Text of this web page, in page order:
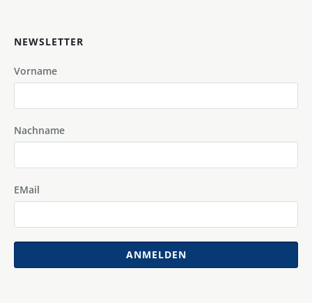
NEWSLETTER
Vorname
Nachname
EMail
ANMELDEN